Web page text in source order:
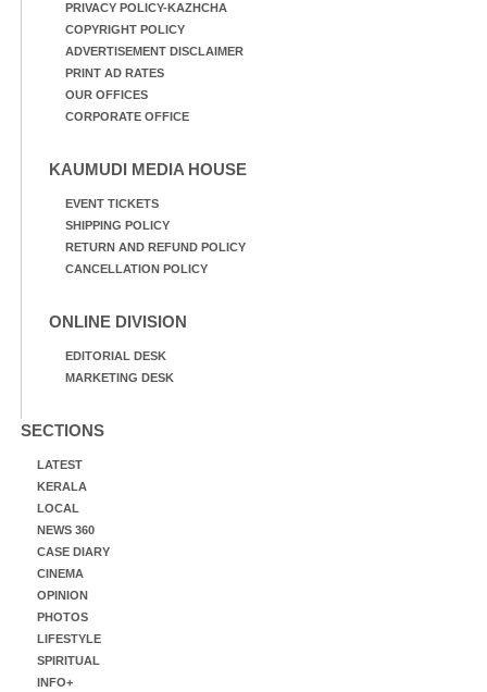
PRIVACY POLICY-KAZHCHA
COPYRIGHT POLICY
ADVERTISEMENT DISCLAIMER
PRINT AD RATES
OUR OFFICES
CORPORATE OFFICE
KAUMUDI MEDIA HOUSE
EVENT TICKETS
SHIPPING POLICY
RETURN AND REFUND POLICY
CANCELLATION POLICY
ONLINE DIVISION
EDITORIAL DESK
MARKETING DESK
SECTIONS
LATEST
KERALA
LOCAL
NEWS 360
CASE DIARY
CINEMA
OPINION
PHOTOS
LIFESTYLE
SPIRITUAL
INFO+